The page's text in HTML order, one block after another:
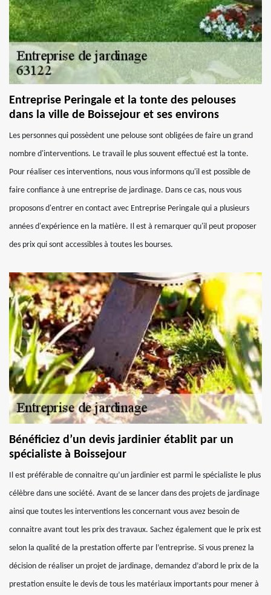
Entreprise Peringale et la tonte des pelouses
dans la ville de Boissejour et ses environs
Les personnes qui possèdent une pelouse sont obligées de faire un grand
nombre d'interventions. Le travail le plus souvent effectué est la tonte.
Pour réaliser ces interventions, nous vous informons qu'il est possible de
faire confiance à une entreprise de jardinage. Dans ce cas, nous vous
proposons d'entrer en contact avec Entreprise Peringale qui a plusieurs
années d'expérience en la matière. Il est à remarquer qu'il peut proposer
des prix qui sont accessibles à toutes les bourses.
Bénéficiez d’un devis jardinier établit par un
spécialiste à Boissejour
Il est préférable de connaitre qu’un jardinier est parmi le spécialiste le plus
célèbre dans une société. Avant de se lancer dans des projets de jardinage
ainsi que toutes les interventions les concernant vous avez besoin de
connaitre avant tout les prix des travaux. Sachez également que le prix est
selon la qualité de la prestation offerte par l’entreprise. Si vous prenez la
décision de réaliser un projet de jardinage, demandez d’abord le prix de la
prestation ensuite le devis de tous les matériaux importants pour mener à